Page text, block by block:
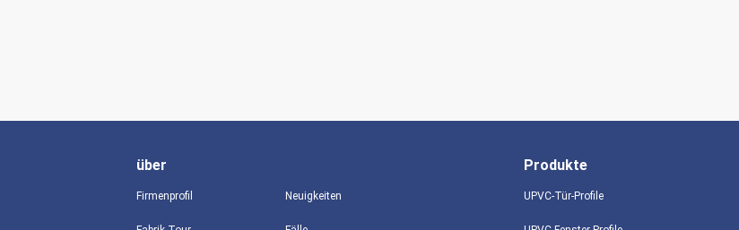
über
Firmenprofil Neuigkeiten
Produkte
UPVC-Tür-Profile